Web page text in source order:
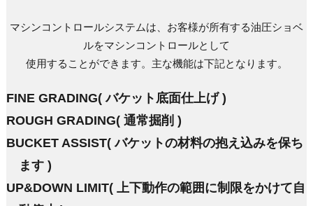
マシンコントロールシステムは、お客様が所有する油圧ショベ
ルをマシンコントロールとして
使用することができます。主な機能は下記となります。
FINE GRADING( バケット底面仕上げ )
ROUGH GRADING( 通常掘削 )
BUCKET ASSIST( バケットの材料の抱え込みを保ち
ます )
UP&DOWN LIMIT( 上下動作の範囲に制限をかけて自